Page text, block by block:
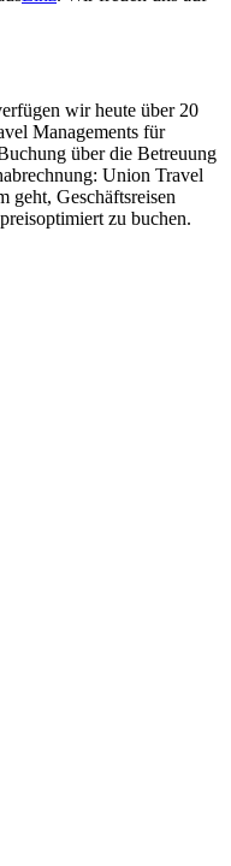
wir heute über 20
Managements für
über die Betreuung
Union Travel
geht, Geschäftsreisen
zu buchen.